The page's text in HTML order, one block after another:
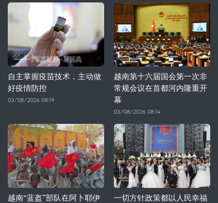
自主掌握疫苗技术，主动做
好疫情防控
03/08/2026 08:19
越南第十六届国会第一次非
常规会议在首都河内隆重开
幕
03/08/2026 08:14
越南“蓝盔”部队在阿卜耶伊
一切方针政策都以人民幸福